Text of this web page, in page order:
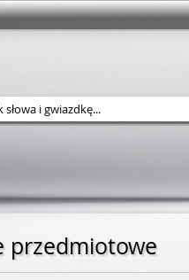
przedmiotowe